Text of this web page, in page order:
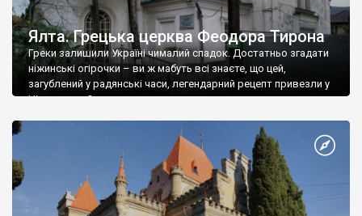
Ялта. Грецька церква Феодора Тирона
Греки залишили Україні чималий спадок. Достатньо згадати
ніжинські огірочки – ви ж мабуть всі знаєте, що цей,
загублений у радянські часи, легендарний рецепт привезли у
Ніжин греки?